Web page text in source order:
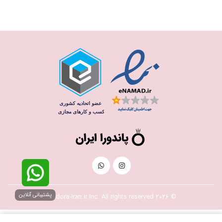
© 2026 Pandora-Iran.ir Inc. All rights reserved پشتیبانی آنلاین